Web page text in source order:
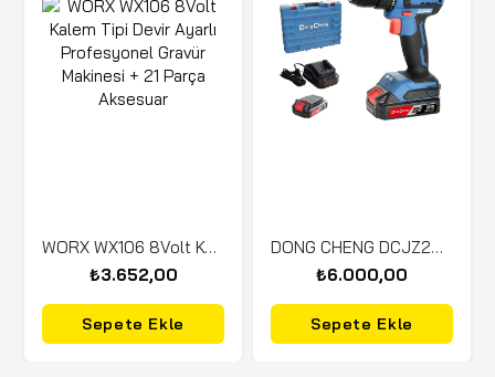
WORX WX106 8Volt Kalem Tipi Devir Ayarlı Profesyonel Gravür Makinesi + 21 Parça Aksesuar
₺3.652,00
Sepete Ekle
DONG CHENG DCJZ204013 Çift Akülü Şarjlı Matkap 20 Volt
₺6.000,00
Sepete Ekle